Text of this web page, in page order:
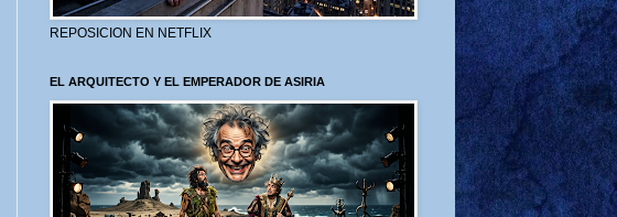
REPOSICION EN NETFLIX
EL ARQUITECTO Y EL EMPERADOR DE ASIRIA